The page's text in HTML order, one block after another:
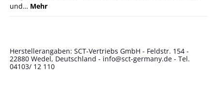
und… Mehr
Herstellerangaben: SCT-Vertriebs GmbH - Feldstr. 154 -
22880 Wedel, Deutschland - info@sct-germany.de - Tel.
04103/ 12 110